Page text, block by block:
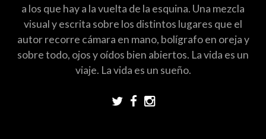
a los que hay a la vuelta de la esquina. Una mezcla
visual y escrita sobre los distintos lugares que el
autor recorre cámara en mano, bolígrafo en oreja y
sobre todo, ojos y oídos bien abiertos. La vida es un
viaje. La vida es un sueño.